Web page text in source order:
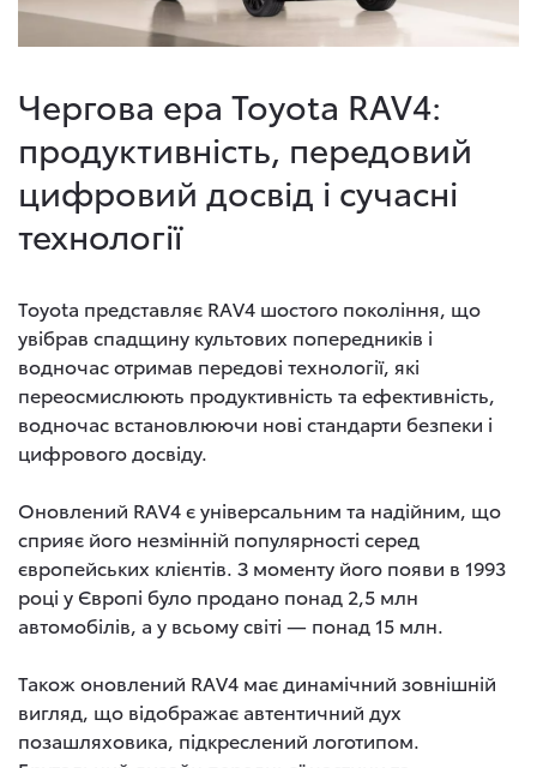
Чергова ера Toyota RAV4:
продуктивність, передовий
цифровий досвід і сучасні
технології
Toyota представляє RAV4 шостого покоління, що
увібрав спадщину культових попередників і
водночас отримав передові технології, які
переосмислюють продуктивність та ефективність,
водночас встановлюючи нові стандарти безпеки і
цифрового досвіду.
Оновлений RAV4 є універсальним та надійним, що
сприяє його незмінній популярності серед
європейських клієнтів. З моменту його появи в 1993
році у Європі було продано понад 2,5 млн
автомобілів, а у всьому світі — понад 15 млн.
Також оновлений RAV4 має динамічний зовнішній
вигляд, що відображає автентичний дух
позашляховика, підкреслений логотипом.